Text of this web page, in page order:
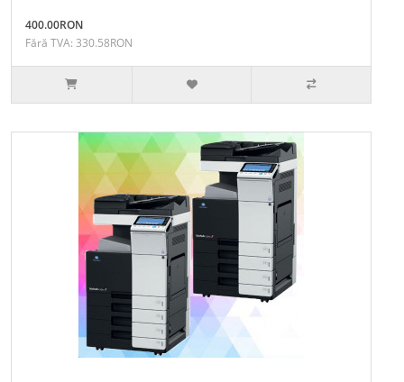
400.00RON
Fără TVA: 330.58RON